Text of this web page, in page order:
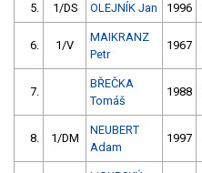
5. 1/DS OLEJNÍK Jan 1996
6. 1/V
MAIKRANZ
Petr
1967
7.
BŘEČKA
Tomáš
1988
8. 1/DM
NEUBERT
Adam
1997